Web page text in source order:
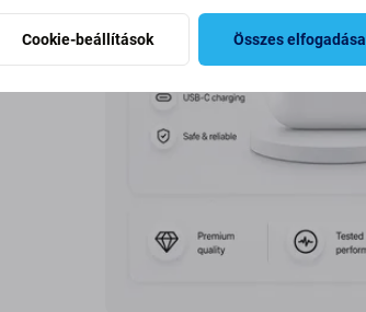
Cookie-beállítások Összes elfogadása